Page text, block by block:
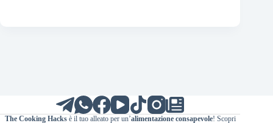
The Cooking Hacksè il tuo alleato per un’alimentazione consapevole! Scopri